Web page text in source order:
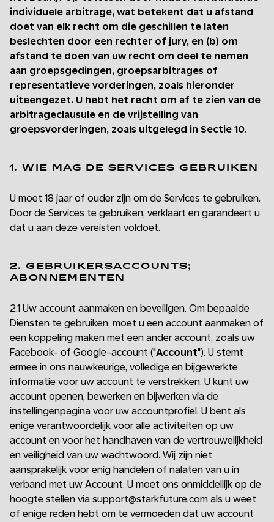
individuele arbitrage, wat betekent dat u afstand
doet van elk recht om die geschillen te laten
beslechten door een rechter of jury, en (b) om
afstand te doen van uw recht om deel te nemen
aan groepsgedingen, groepsarbitrages of
representatieve vorderingen, zoals hieronder
uiteengezet. U hebt het recht om af te zien van de
arbitrageclausule en de vrijstelling van
groepsvorderingen, zoals uitgelegd in Sectie 10.
1. WIE MAG DE SERVICES GEBRUIKEN
U moet 18 jaar of ouder zijn om de Services te gebruiken.
Door de Services te gebruiken, verklaart en garandeert u
dat u aan deze vereisten voldoet.
2. GEBRUIKERSACCOUNTS;
ABONNEMENTEN
2.1 Uw account aanmaken en beveiligen. Om bepaalde
Diensten te gebruiken, moet u een account aanmaken of
een koppeling maken met een ander account, zoals uw
Facebook- of Google-account ("Account"). U stemt
ermee in ons nauwkeurige, volledige en bijgewerkte
informatie voor uw account te verstrekken. U kunt uw
account openen, bewerken en bijwerken via de
instellingenpagina voor uw accountprofiel. U bent als
enige verantwoordelijk voor alle activiteiten op uw
account en voor het handhaven van de vertrouwelijkheid
en veiligheid van uw wachtwoord. Wij zijn niet
aansprakelijk voor enig handelen of nalaten van u in
verband met uw Account. U moet ons onmiddellijk op de
hoogte stellen via support@starkfuture.com als u weet
of enige reden hebt om te vermoeden dat uw account